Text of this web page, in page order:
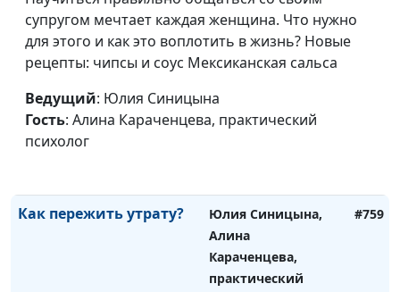
супругом мечтает каждая женщина. Что нужно
для этого и как это воплотить в жизнь? Новые
рецепты: чипсы и соус Мексиканская сальса
Ведущий: Юлия Синицына
Гость: Алина Караченцева, практический
психолог
Личная эффективность -
что это?
Юлия Синицына,
Алина Караченцева,
Эмоции и чувства: о чем
они нам говорят?
Юлия Синицына,
Алина Караченцева,
Как пережить утрату?
Юлия Синицына,
Алина
Караченцева,
практический
#759